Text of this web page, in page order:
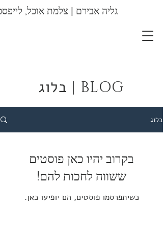
גליה אבירם | צלמת אוכל,
BLOG | בלוג
בלוג
בקרוב יהיו כאן פוסטים
ששווה לחכות להם!
כשיתפרסמו פוסטים, הם יופיעו כאן.